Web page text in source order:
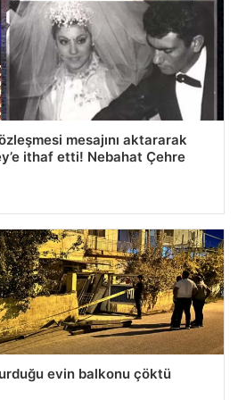
mesajını aktararak
ithaf etti! Nebahat Çehre
evin balkonu çöktü